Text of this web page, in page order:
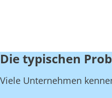
Die typischen
Viele Unternehmen